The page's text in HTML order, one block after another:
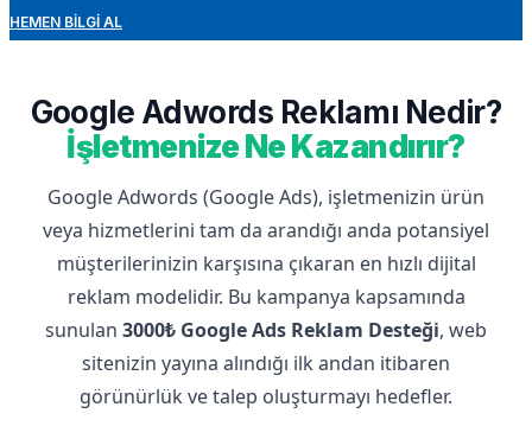
HEMEN BILGI AL
Google Adwords Reklamı Nedir?
İşletmenize Ne Kazandırır?
Google Adwords (Google Ads), işletmenizin ürün
veya hizmetlerini tam da arandığı anda potansiyel
müşterilerinizin karşısına çıkaran en hızlı dijital
reklam modelidir. Bu kampanya kapsamında
sunulan 3000₺ Google Ads Reklam Desteği, web
sitenizin yayına alındığı ilk andan itibaren
görünürlük ve talep oluşturmayı hedefler.